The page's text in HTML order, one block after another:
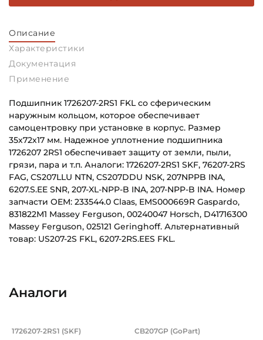
Описание
Характеристики
Применение
Документация
Подшипник 1726207-2RS1 FKL со сферическим
наружным кольцом, которое обеспечивает
самоцентровку при установке в корпус. Размер
35х72х17 мм. Надежное уплотнение подшипника
1726207 2RS1 обеспечивает защиту от земли, пыли,
грязи, пара и т.п. Аналоги: 1726207-2RS1 SKF, 76207-2RS
FAG, CS207LLU NTN, CS207DDU NSK, 207NPPB INA,
6207.S.EE SNR, 207-XL-NPP-B INA, 207-NPP-B INA. Номер
запчасти OEM: 233544.0 Claas, EMS000669R Gaspardo,
831822М1 Massey Ferguson, 00240047 Horsch, D41716300
Massey Ferguson, 025121 Geringhoff. Альтернативный
товар: US207-2S FKL, 6207-2RS.EES FKL.
Наружный диаметр (D):
Ширина внутреннего кольца (B):
Категория:
Аналоги
Подшипник 35х72х17 мм, шариковый
1726207-2RS1 (SKF) Подшипник
CB207GP (GoPart)